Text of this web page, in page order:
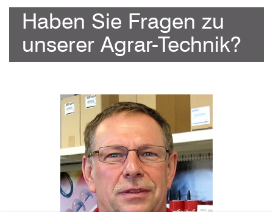
Haben Sie Fragen zu
unserer Agrar-Technik?